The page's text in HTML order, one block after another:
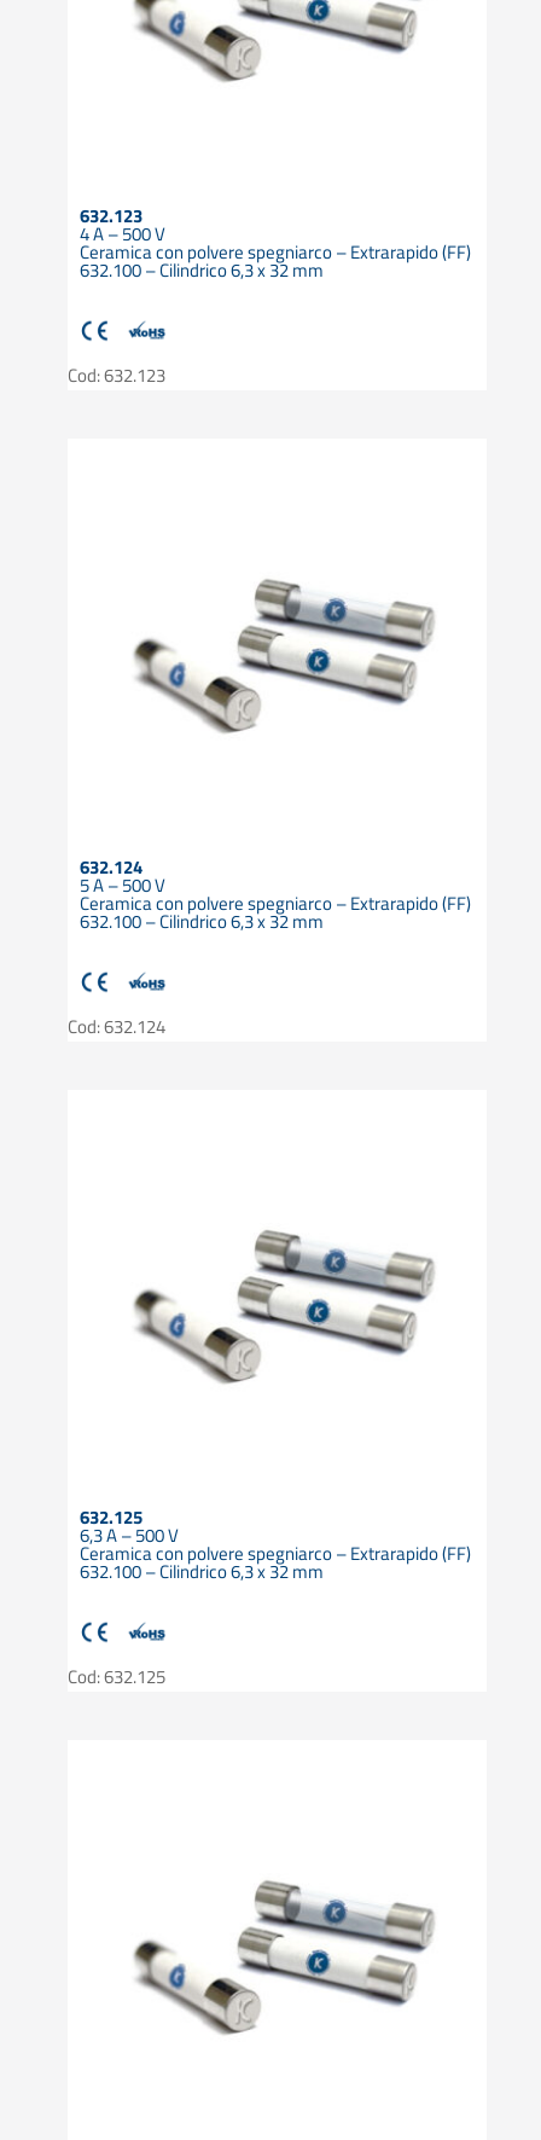
632.123
4 A – 500 V
Ceramica con polvere spegniarco – Extrarapido (FF)
632.100 – Cilindrico 6,3 x 32 mm
Cod: 632.123
632.124
5 A – 500 V
Ceramica con polvere spegniarco – Extrarapido (FF)
632.100 – Cilindrico 6,3 x 32 mm
Cod: 632.124
632.125
6,3 A – 500 V
Ceramica con polvere spegniarco – Extrarapido (FF)
632.100 – Cilindrico 6,3 x 32 mm
Cod: 632.125